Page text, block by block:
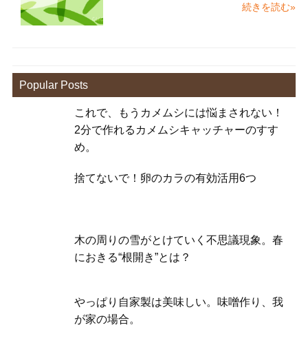
続きを読む»
Popular Posts
これで、もうカメムシには悩まされない！
2分で作れるカメムシキャッチャーのすす
め。
捨てないで！卵のカラの有効活用6つ
木の周りの雪がとけていく不思議現象。春
におきる“根開き”とは？
やっぱり自家製は美味しい。味噌作り、我
が家の場合。